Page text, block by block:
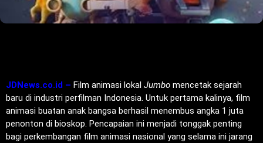
JDNews.co.id – Film animasi lokal Jumbo mencetak sejarah
baru di industri perfilman Indonesia. Untuk pertama kalinya, film
animasi buatan anak bangsa berhasil menembus angka 1 juta
penonton di bioskop. Pencapaian ini menjadi tonggak penting
bagi perkembangan film animasi nasional yang selama ini jarang